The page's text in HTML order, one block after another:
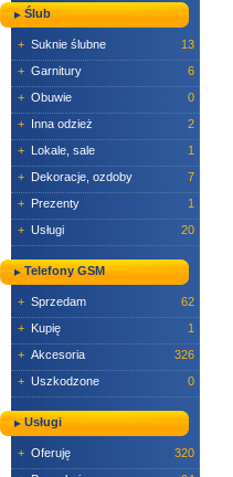
Ślub
+ Suknie ślubne
13
+ Garnitury
6
+ Obuwie
0
+ Inna odzież
2
+ Lokale, sale
1
+ Dekoracje, ozdoby
7
+ Prezenty
1
+ Usługi 20
Telefony GSM
+ Sprzedam
62
+ Kupię
1
+ Akcesoria
326
+ Uszkodzone 0
Usługi
+ Oferuję
320